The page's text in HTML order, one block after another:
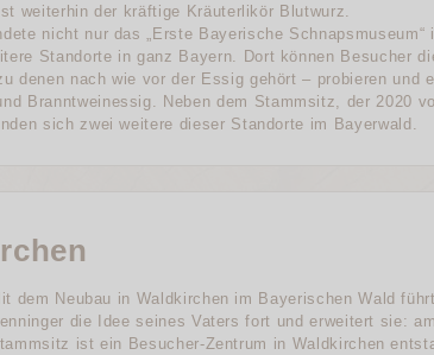
weiterhin der kräftige Kräuterlikör Blutwurz.
nicht nur das „Erste Bayerische Schnapsmuseum“
Standorte in ganz Bayern. Dort können Besucher
denen nach wie vor der Essig gehört – probieren und
Branntweinessig. Neben dem Stammsitz, der 2020
sich zwei weitere dieser Standorte im Bayerwald.
dem Neubau in Waldkirchen im Bayerischen Wald
die Idee seines Vaters fort und erweitert sie:
ist ein Besucher-Zentrum in Waldkirchen